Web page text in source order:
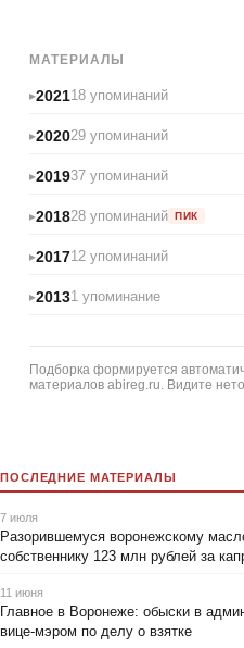
МАТЕРИАЛЫ
202118 упоминаний
202029 упоминаний
201937 упоминаний
201828 упоминаний ПИК
201712 упоминаний
20131 упоминание
Подборка формируется
материалов abireg.ru. Видите
ПОСЛЕДНИЕ МАТЕРИАЛЫ
7 июля
Разорившемуся воронежскому
собственнику 123 млн рублей за
11 июня
Главное в Воронеже: обыски в
вице-мэром по делу о взятке